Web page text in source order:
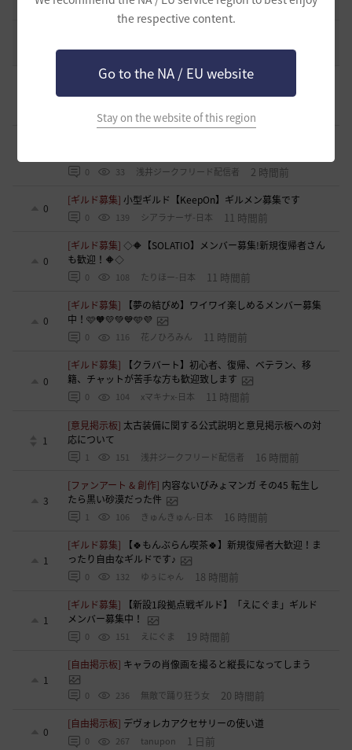
the respective content.
Go to the NA / EU website
Stay on the website of this region
1 32.3K 黒い砂漠 2021.05.12
18 47.8K 黒い砂漠 2020.03.25
[ギルド募集]新設ギルド 「Shmurda」立ち上げメンバー募
集！現在3名！
いなドン 1 時間前
0 33 浅井ジークフリード配信者 2 時間前
0
[ギルド募集]小型ギルド【KeepOn】ギルメン募集です
0 139 シアラナーザ-日本 11 時間前
0
[ギルド募集]◇🔶【SOLATIO】メンバー募集!新規復帰者さん
も歓迎！🔶◇
0 108 たりほー-日本 11 時間前
0
[ギルド募集]
【夢の結びめ】ワイワイ楽しめるメンバー募集
中！🩷🧡💛💚💙🩵💜
0 116 花ノひろみん 11 時間前
0
[ギルド募集]
【クラバート】初心者、復帰、ベテラン、移
籍、チャットが苦手な方も歓迎致します
0 104 xマキナx-日本 11 時間前
1
[意見掲示板] 太古装備に関する公式説明と意見掲示板への対
応について
1 151 浅井ジークフリード配信者 16 時間前
3
[ファンアート & 創作] 内容ないびみょマンガ その45 転生し
たら黒い砂漠だった件
1 106 きゅんきゅん-日本 16 時間前
1
[ギルド募集]
【🍀もんぶらん喫茶🍀】新規復帰者大歓迎！ま
ったり自由なギルドです♪
0 132 ゆぅにゃん 18 時間前
1
[ギルド募集]
【新設1段拠点戦ギルド】「えにぐま」ギルド
メンバー募集中！
0 151 えにぐま 19 時間前
1
[自由掲示板] キャラの肖像画を撮ると縦長になってしまう
0 236 無敵で踊り狂う女 20 時間前
0
[自由掲示板] デヴォレカアクセサリーの使い道
0 267 tanupon 1 日前